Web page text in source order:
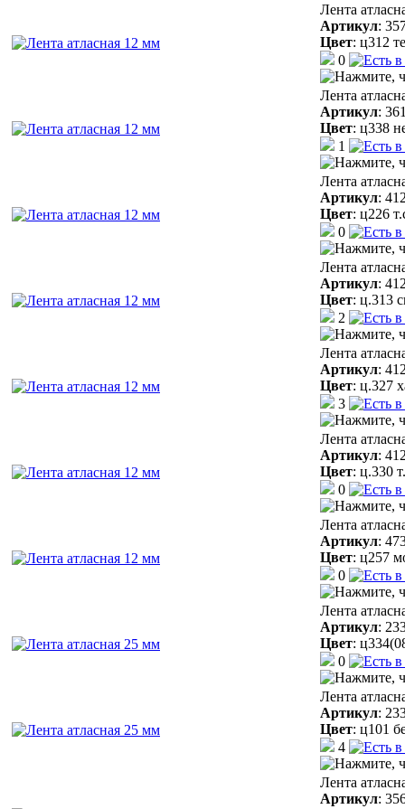
Лента
Артикул:
Цвет: ц312
0
Лента
Артикул:
Цвет: ц338
1
Лента
Артикул:
Цвет: ц226
0
Лента
Артикул:
Цвет: ц.313
2
Лента
Артикул:
Цвет: ц.327
3
Лента
Артикул:
Цвет: ц.330
0
Лента
Артикул:
Цвет: ц257
0
Лента
Артикул:
Цвет:
0
Лента
Артикул:
Цвет: ц101
4
Лента
Артикул: